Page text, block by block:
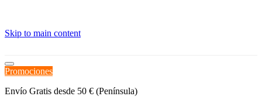
Skip to main content
Promociones
Envío Gratis desde 50 € (Península)
≡